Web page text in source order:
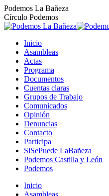
Saltar
al
contenido
Podemos La Bañeza
Círculo Podemos
Inicio
Asambleas
Actas
Programa
Documentos
Cuentas claras
Grupos de Trabajo
Comunicados
Opinión
Denuncias
Contacto
Participa
SiSePuede LaBañeza
Podemos Castilla y León
Podemos
Inicio
Asambleas